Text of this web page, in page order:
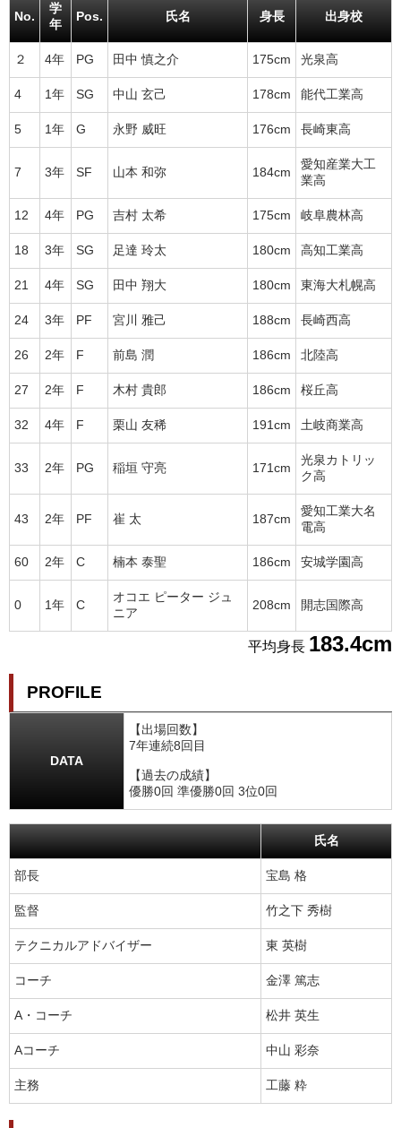
No.
学
年
Pos. 氏名 身長 出身校
２ 4年 PG 田中 慎之介 175cm 光泉高
4 1年 SG 中山 玄己 178cm 能代工業高
5 1年 G 永野 威旺 176cm 長崎東高
7 3年 SF 山本 和弥 184cm
愛知産業大工
業高
12 4年 PG 吉村 太希 175cm 岐阜農林高
18 3年 SG 足達 玲太 180cm 高知工業高
21 4年 SG 田中 翔大 180cm 東海大札幌高
24 3年 PF 宮川 雅己 188cm 長崎西高
26 2年 F 前島 潤 186cm 北陸高
27 2年 F 木村 貴郎 186cm 桜丘高
32 4年 F 栗山 友稀 191cm 土岐商業高
33 2年 PG 稲垣 守亮 171cm
光泉カトリッ
ク高
43 2年 PF 崔 太 187cm
愛知工業大名
電高
60 2年 C 楠本 泰聖 186cm 安城学園高
0 1年 C
オコエ ピーター ジュ
ニア
208cm 開志国際高
平均身長 183.4cm
PROFILE
DATA
【出場回数】
7年連続8回目
【過去の成績】
優勝0回 準優勝0回 3位0回
氏名
部長 宝島 格
監督 竹之下 秀樹
テクニカルアドバイザー 東 英樹
コーチ 金澤 篤志
A・コーチ 松井 英生
Aコーチ 中山 彩奈
主務 工藤 粋